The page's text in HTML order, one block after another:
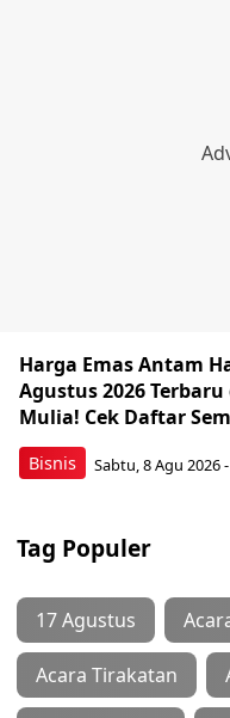
Bisnis
Harga Emas Antam
Agustus 2026
Mulia! Cek Daftar
Sabtu, 8 Agu 2026
Tag Populer
17 Agustus
Acara Tirakatan